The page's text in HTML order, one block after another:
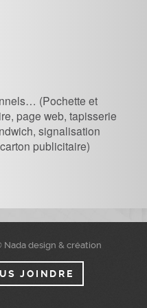
(Pochette et
page web, tapisserie
signalisation
publicitaire)
design & création
JOINDRE